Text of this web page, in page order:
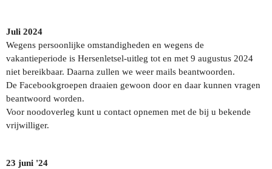
Juli 2024
Wegens persoonlijke omstandigheden en wegens de
vakantieperiode is Hersenletsel-uitleg tot en met 9 augustus 2024
niet bereikbaar. Daarna zullen we weer mails beantwoorden.
De Facebookgroepen draaien gewoon door en daar kunnen vragen
beantwoord worden.
Voor noodoverleg kunt u contact opnemen met de bij u bekende
vrijwilliger.
23 juni '24